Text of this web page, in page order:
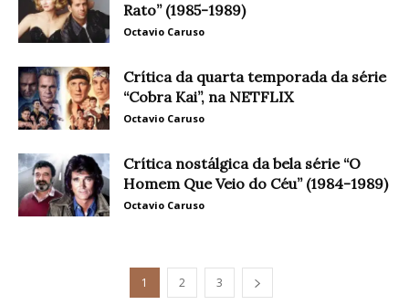
Rato” (1985-1989)
Octavio Caruso
Crítica da quarta temporada da série
“Cobra Kai”, na NETFLIX
Octavio Caruso
Crítica nostálgica da bela série “O
Homem Que Veio do Céu” (1984-1989)
Octavio Caruso
1 2 3